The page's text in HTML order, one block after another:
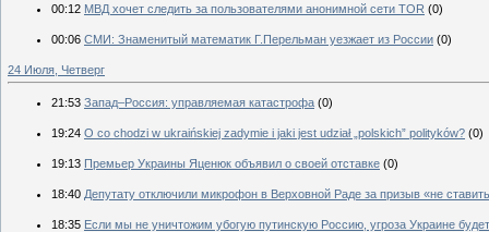
00:12 МВД хочет следить за пользователями анонимной сети TOR (0)
00:06 СМИ: Знаменитый математик Г.Перельман уезжает из России (0)
24 Июля, Четверг
21:53 Запад–Россия: управляемая катастрофа (0)
19:24 O co chodzi w ukraińskiej zadymie i jaki jest udział „polskich” polityków? (0)
19:13 Премьер Украины Яценюк объявил о своей отставке (0)
18:40 Депутату отключили микрофон в Верховной Раде за призыв «не
18:35 Если мы не уничтожим убогую путинскую Россию, угроза Украине